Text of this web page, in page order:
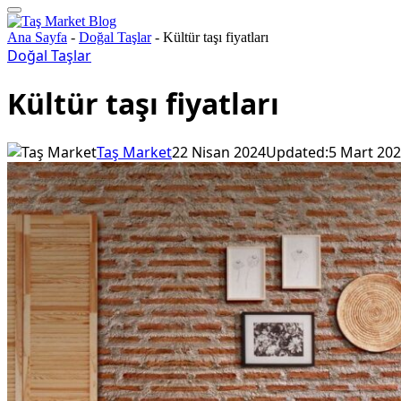
Ana Sayfa - Doğal Taşlar- Kültür taşı fiyatları
Doğal Taşlar
Kültür taşı fiyatları
Taş Market22 Nisan 2024Updated:5 Mart